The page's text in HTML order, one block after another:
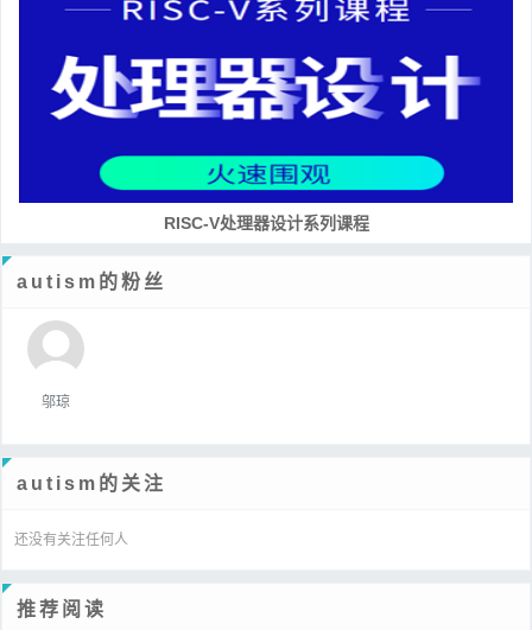
RISC-V处理器设计系列课程
autism的粉丝
邬琼
autism的关注
还没有关注任何人
推荐阅读